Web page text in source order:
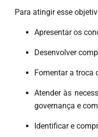
Para atingir esse
Apresentar os
Desenvolver
Fomentar a troca
Atender às
governança e
Identificar e